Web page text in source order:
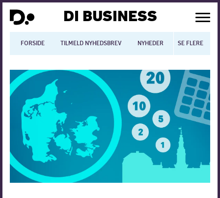
DI BUSINESS
FORSIDE TILMELD NYHEDSBREV NYHEDER BLOGS
SE FLERE
Dansk økonomi
Digitalisering
International økonomi
Arbejdsmiljø
Arbejdsmarkedet